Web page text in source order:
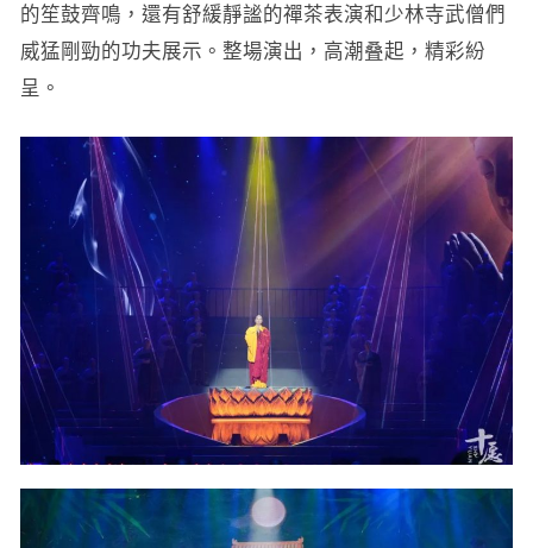
的笙鼓齊鳴，還有舒緩靜謐的禪茶表演和少林寺武僧們
威猛剛勁的功夫展示。整場演出，高潮叠起，精彩紛
呈。